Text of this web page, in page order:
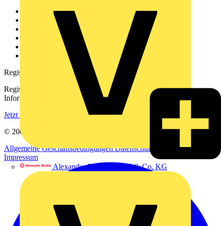
Alexander Bürkle GmbH & Co. KG
Weitere Links
Downloadbereich (PDFs)
Häufig gestellte Fragen
voltimum.com
Registrierung
Registrieren Sie sich kostenlos und erhalten Sie stets aktuelle
Informationen aus der Elektroindustrie.
Jetzt registrieren
© 2002-
Allgemeine GeschäftsbedingungenDatenschutzerklärung
Impressum